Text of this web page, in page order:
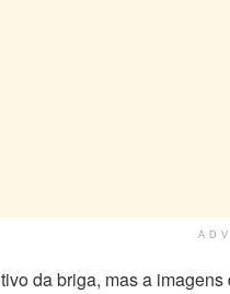
da briga, mas a